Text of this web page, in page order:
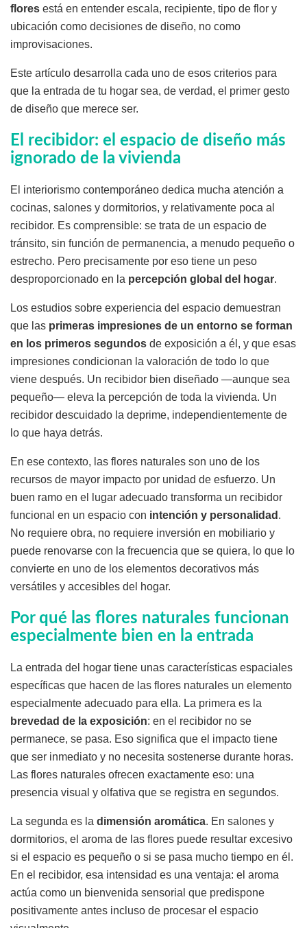
flores está en entender escala, recipiente, tipo de flor y
ubicación como decisiones de diseño, no como
improvisaciones.
Este artículo desarrolla cada uno de esos criterios para
que la entrada de tu hogar sea, de verdad, el primer gesto
de diseño que merece ser.
El recibidor: el espacio de diseño más
ignorado de la vivienda
El interiorismo contemporáneo dedica mucha atención a
cocinas, salones y dormitorios, y relativamente poca al
recibidor. Es comprensible: se trata de un espacio de
tránsito, sin función de permanencia, a menudo pequeño o
estrecho. Pero precisamente por eso tiene un peso
desproporcionado en la percepción global del hogar.
Los estudios sobre experiencia del espacio demuestran
que las primeras impresiones de un entorno se forman
en los primeros segundos de exposición a él, y que esas
impresiones condicionan la valoración de todo lo que
viene después. Un recibidor bien diseñado —aunque sea
pequeño— eleva la percepción de toda la vivienda. Un
recibidor descuidado la deprime, independientemente de
lo que haya detrás.
En ese contexto, las flores naturales son uno de los
recursos de mayor impacto por unidad de esfuerzo. Un
buen ramo en el lugar adecuado transforma un recibidor
funcional en un espacio con intención y personalidad .
No requiere obra, no requiere inversión en mobiliario y
puede renovarse con la frecuencia que se quiera, lo que lo
convierte en uno de los elementos decorativos más
versátiles y accesibles del hogar.
Por qué las flores naturales funcionan
especialmente bien en la entrada
La entrada del hogar tiene unas características espaciales
específicas que hacen de las flores naturales un elemento
especialmente adecuado para ella. La primera es la
brevedad de la exposición: en el recibidor no se
permanece, se pasa. Eso significa que el impacto tiene
que ser inmediato y no necesita sostenerse durante horas.
Las flores naturales ofrecen exactamente eso: una
presencia visual y olfativa que se registra en segundos.
La segunda es la dimensión aromática. En salones y
dormitorios, el aroma de las flores puede resultar excesivo
si el espacio es pequeño o si se pasa mucho tiempo en él.
En el recibidor, esa intensidad es una ventaja: el aroma
actúa como un bienvenida sensorial que predispone
positivamente antes incluso de procesar el espacio